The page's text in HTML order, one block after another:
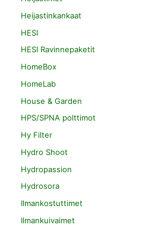
Heijastinkankaat
HESI
HESI Ravinnepaketit
HomeBox
HomeLab
House & Garden
HPS/SPNA polttimot
Hy Filter
Hydro Shoot
Hydropassion
Hydrosora
Ilmankostuttimet
Ilmankuivaimet